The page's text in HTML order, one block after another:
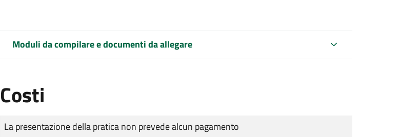
Moduli da compilare e documenti da allegare
Costi
Tipo di pagamento
Importo
La presentazione della pratica non prevede alcun pagamento